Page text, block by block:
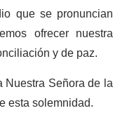
que se pronuncian
ofrecer nuestra
y de paz.
Señora de la
esta solemnidad.